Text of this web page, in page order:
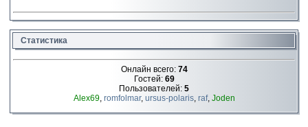
Статистика
Онлайн всего: 74
Гостей: 69
Пользователей: 5
Alex69, romfolmar, ursus-polaris, raf, Joden